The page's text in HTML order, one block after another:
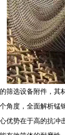
筛选设备附件，
角度，全面解析
优势在于高的抗